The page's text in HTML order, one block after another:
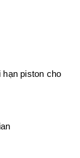
piston cho